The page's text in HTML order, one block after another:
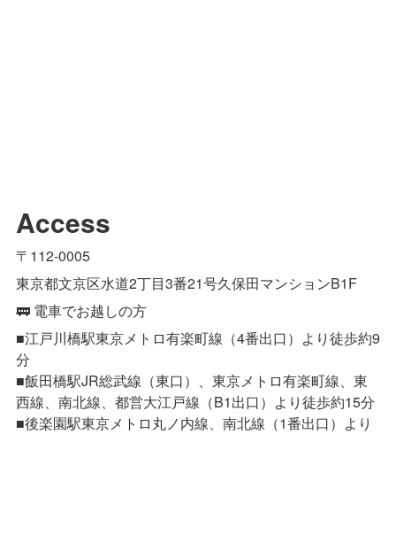
Access
〒112-0005
東京都文京区水道2丁目3番21号久保田マンションB1F
🚃 電車でお越しの方
■江戸川橋駅東京メトロ有楽町線（4番出口）より徒歩約9
分
■飯田橋駅JR総武線（東口）、東京メトロ有楽町線、東
西線、南北線、都営大江戸線（B1出口）より徒歩約15分
■後楽園駅東京メトロ丸ノ内線、南北線（1番出口）より